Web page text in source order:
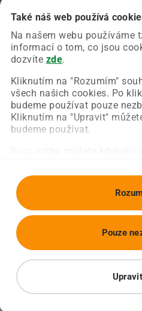
Také náš web používá
Na našem webu používáme
informací o tom, co jsou
dozvíte zde.
Kliknutím na "Rozumím"
všech našich cookies. Po
budeme používat pouze
Kliknutím na "Upravit"
budeme používat.
Upravit
Pouze
Chyba nastala na naší
Zkuste prosím znovu
Obnovit stránku